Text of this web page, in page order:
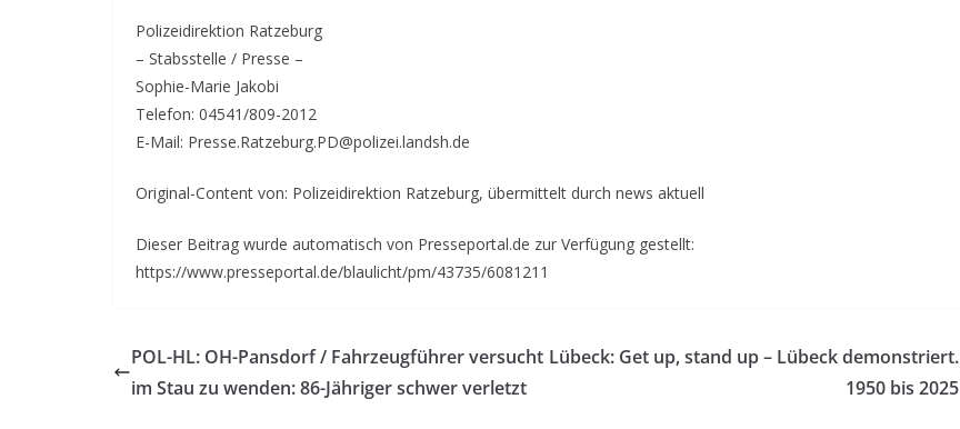
Polizeidirektion Ratzeburg
– Stabsstelle / Presse –
Sophie-Marie Jakobi
Telefon: 04541/809-2012
E-Mail: Presse.Ratzeburg.PD@polizei.landsh.de
Original-Content von: Polizeidirektion Ratzeburg, übermittelt durch news aktuell
Dieser Beitrag wurde automatisch von Presseportal.de zur Verfügung gestellt:
https://www.presseportal.de/blaulicht/pm/43735/6081211
POL-HL: OH-Pansdorf / Fahrzeugführer versucht
im Stau zu wenden: 86-Jähriger schwer verletzt
Lübeck: Get up, stand up – Lübeck demonstriert.
1950 bis 2025